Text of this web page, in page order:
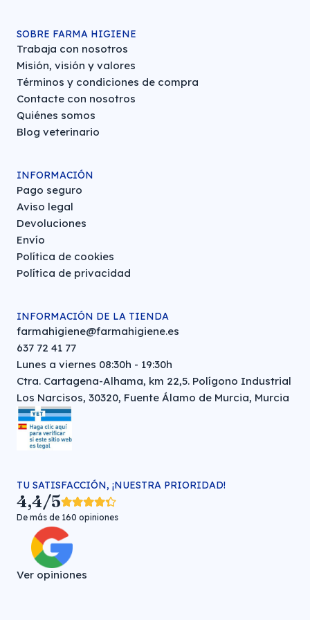
SOBRE FARMA HIGIENE
Trabaja con nosotros
Misión, visión y valores
Términos y condiciones de compra
Contacte con nosotros
Quiénes somos
Blog veterinario
INFORMACIÓN
Pago seguro
Aviso legal
Devoluciones
Envío
Política de cookies
Política de privacidad
INFORMACIÓN DE LA TIENDA
farmahigiene@farmahigiene.es
637 72 41 77
Lunes a viernes 08:30h - 19:30h
Ctra. Cartagena-Alhama, km 22,5. Polígono Industrial
Los Narcisos, 30320, Fuente Álamo de Murcia, Murcia
TU SATISFACCIÓN, ¡NUESTRA PRIORIDAD!
4,4/5
De más de 160 opiniones
Ver opiniones